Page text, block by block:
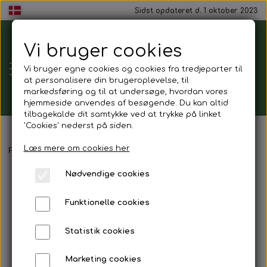
Sidst opdateret d. 1 oktober 2023
Tårnborg
Forsamlingshus
Gavekort
Mad ud af huset
Mindestund
Forside Mad ud af huset Platter
Vi bruger cookies
Vi bruger egne cookies og cookies fra tredjeparter til
at personalisere din brugeroplevelse, til
markedsføring og til at undersøge, hvordan vores
hjemmeside anvendes af besøgende. Du kan altid
tilbagekalde dit samtykke ved at trykke på linket
'Cookies' nederst på siden.
Læs mere om cookies her
Nødvendige cookies
Funktionelle cookies
Statistik cookies
Marketing cookies